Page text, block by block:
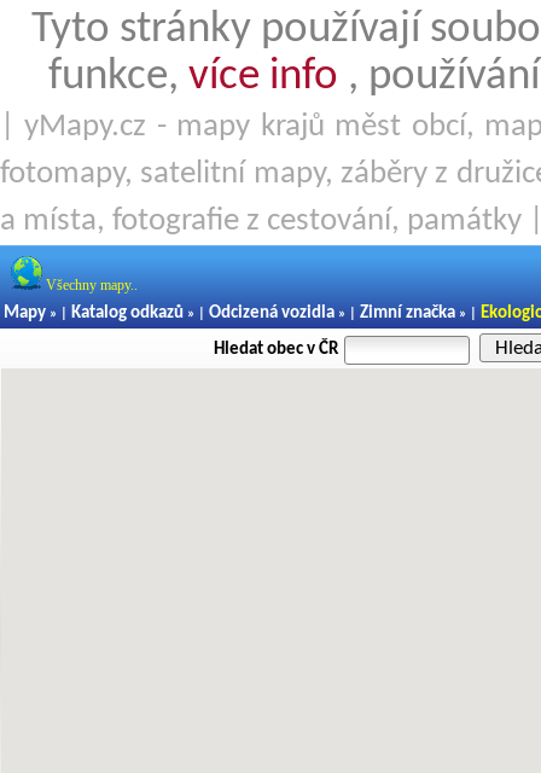
Tyto stránky používají
funkce, více info ,
| yMapy.cz - mapy krajů měst obcí,
fotomapy, satelitní mapy, záběry z
a místa, fotografie z cestování, památky
Všechny mapy..
Mapy » | Katalog odkazů » | Odcizená vozidla » | Zimní značka » |
Hledat obec v ČR